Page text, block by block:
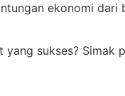
ekonomi dari
sukses? Simak